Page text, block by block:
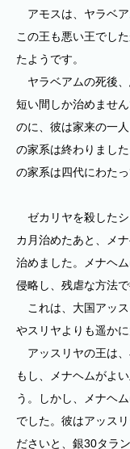
アモスは、ヤラベア
この王も悪い王でし
たようです。
ヤラベアムの死後、
短い間しか治めませ
のに、彼は家来の一
の家系は終わりまし
の家系は四代にわた
ゼカリヤを殺したシ
カ月治めたあと、メ
治めました。メナヘ
侵略し、残虐な方法
これは、大国アッ
やスリヤよりも遥か
アッスリヤの王は、
もし、メナヘムがよ
う。しかし、メナヘ
でした。彼はアッス
ださいと、銀30タラ